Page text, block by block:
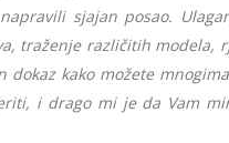
sjajan posao.
traženje različitih modela,
dokaz kako možete
i drago mi je da Vam